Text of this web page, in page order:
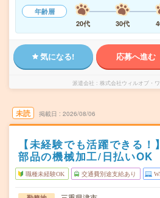
年齢層
20代
30代
気になる! 応募へ進む
派遣会社 株式会社ウィルオブ・
未読 掲載日 2026/08/06
【未経験でも活躍できる
部品の機械加工/日払いOK
職種未経験OK 交通費別途支給あり